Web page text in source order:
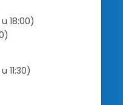
18:00)
11:30)